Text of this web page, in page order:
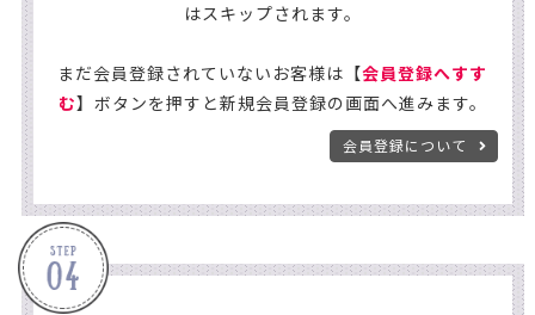
はスキップされます。
まだ会員登録されていないお客様は【会員登録へすす
む】ボタンを押すと新規会員登録の画面へ進みます。
会員登録について